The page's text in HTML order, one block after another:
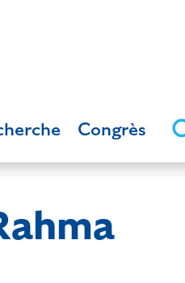
Congrès